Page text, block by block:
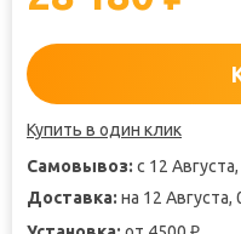
Купить в один клик
Самовывоз: с 12
Доставка: на 12 Августа,